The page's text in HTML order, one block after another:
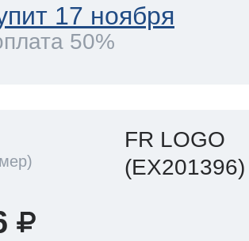
17 ноября
50%
FR LOGO
(EX201396)